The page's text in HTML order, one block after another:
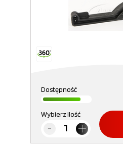
Dostępność
Wybierz ilość